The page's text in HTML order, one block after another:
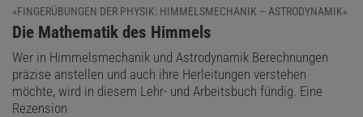
»FINGERÜBUNGEN DER PHYSIK: HIMMELSMECHANIK – ASTRODYNAMIK«
:
Die Mathematik des Himmels
Wer in Himmelsmechanik und Astrodynamik Berechnungen
präzise anstellen und auch ihre Herleitungen verstehen
möchte, wird in diesem Lehr- und Arbeitsbuch fündig. Eine
Rezension